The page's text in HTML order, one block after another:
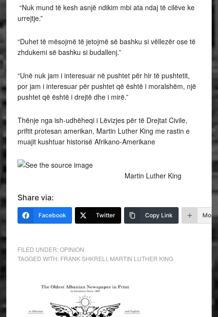
“Nuk mund të kesh asnjë ndikim mbi ata ndaj të cilëve ke
urrejtje.”
“Duhet të mësojmë të jetojmë së bashku si vëllezër ose të
zhdukemi së bashku si budallenj.”
“Unë nuk jam i interesuar në pushtet për hir të pushtetit,
por jam i interesuar për pushtet që është i moralshëm, një
pushtet që është i drejtë dhe i mirë.”
Thënje nga ish-udhëheqi i Lëvizjes për të Drejtat Civile,
priftit protesan amerikan, Martin Luther King me rastin e
muajit kushtuar historisë Afrikano-Amerikane
Martin Luther King
Share via:
Facebook Twitter Copy Link More
FILED UNDER:OPINION
TAGGED WITH: FRANK SHKRELI, MARTIN LUTHER KING